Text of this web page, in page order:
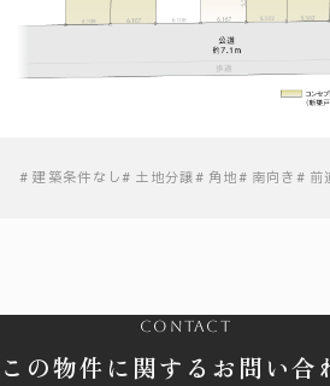
建築条件なし 土地分譲 角地 南向き 前
この物件に関するお問い合
contact